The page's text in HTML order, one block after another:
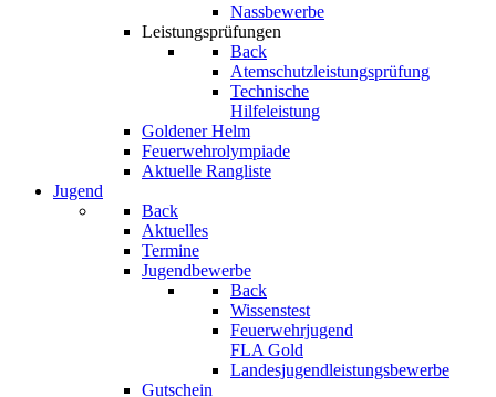
Nassbewerbe
Leistungsprüfungen
Back
Atemschutzleistungsprüfung
Technische
Hilfeleistung
Goldener Helm
Feuerwehrolympiade
Aktuelle Rangliste
Jugend
Back
Aktuelles
Termine
Jugendbewerbe
Back
Wissenstest
Feuerwehrjugend
FLA Gold
Landesjugendleistungsbewerbe
Gutschein